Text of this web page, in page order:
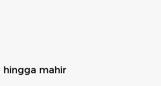
hingga mahir